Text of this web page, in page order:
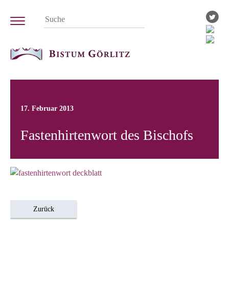
17. Februar 2013
Fastenhirtenwort des Bischofs
Zurück